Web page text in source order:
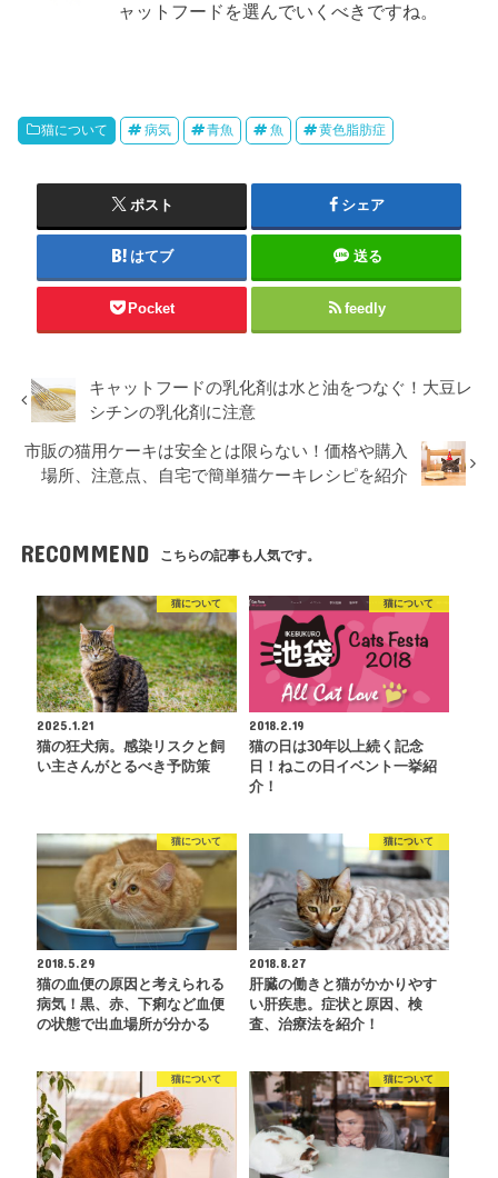
ャットフードを選んでいくべきですね。
猫について 病気 青魚 魚 黄色脂肪症
ポスト シェア
はてブ 送る
Pocket feedly
キャットフードの乳化剤は水と油をつなぐ！大豆レ
シチンの乳化剤に注意
市販の猫用ケーキは安全とは限らない！価格や購入
場所、注意点、自宅で簡単猫ケーキレシピを紹介
RECOMMEND こちらの記事も人気です。
猫について
2025.1.21
猫の狂犬病。感染リスクと飼
い主さんがとるべき予防策
猫について
2018.2.19
猫の日は30年以上続く記念
日！ねこの日イベント一挙紹
介！
猫について
2018.5.29
猫の血便の原因と考えられる
病気！黒、赤、下痢など血便
の状態で出血場所が分かる
猫について
2018.8.27
肝臓の働きと猫がかかりやす
い肝疾患。症状と原因、検
査、治療法を紹介！
猫について 猫について